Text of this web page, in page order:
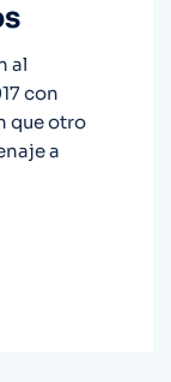
al
con
que otro
a